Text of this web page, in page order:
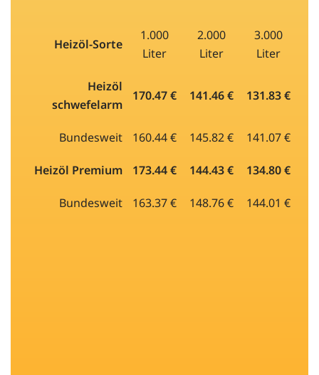
Heizöl-Sorte
1.000
Liter
2.000
Liter
3.000
Liter
Heizöl
schwefelarm
170.47 € 141.46 € 131.83 €
Bundesweit 160.44 € 145.82 € 141.07 €
Heizöl Premium 173.44 € 144.43 € 134.80 €
Bundesweit 163.37 € 148.76 € 144.01 €